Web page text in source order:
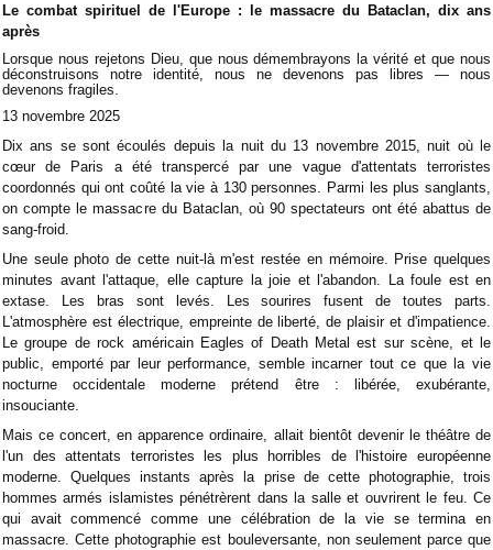
Le combat spirituel de l'Europe : le massacre du Bataclan, dix ans
après
Lorsque nous rejetons Dieu, que nous démembrayons la vérité et que nous
déconstruisons notre identité, nous ne devenons pas libres — nous
devenons fragiles.
13 novembre 2025
Dix ans se sont écoulés depuis la nuit du 13 novembre 2015, nuit où le
cœur de Paris a été transpercé par une vague d'attentats terroristes
coordonnés qui ont coûté la vie à 130 personnes. Parmi les plus sanglants,
on compte le massacre du Bataclan, où 90 spectateurs ont été abattus de
sang-froid.
Une seule photo de cette nuit-là m'est restée en mémoire. Prise quelques
minutes avant l'attaque, elle capture la joie et l'abandon. La foule est en
extase. Les bras sont levés. Les sourires fusent de toutes parts.
L'atmosphère est électrique, empreinte de liberté, de plaisir et d'impatience.
Le groupe de rock américain Eagles of Death Metal est sur scène, et le
public, emporté par leur performance, semble incarner tout ce que la vie
nocturne occidentale moderne prétend être : libérée, exubérante,
insouciante.
Mais ce concert, en apparence ordinaire, allait bientôt devenir le théâtre de
l'un des attentats terroristes les plus horribles de l'histoire européenne
moderne. Quelques instants après la prise de cette photographie, trois
hommes armés islamistes pénétrèrent dans la salle et ouvrirent le feu. Ce
qui avait commencé comme une célébration de la vie se termina en
massacre. Cette photographie est bouleversante, non seulement parce que